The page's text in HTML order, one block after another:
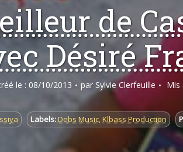
de
Désiré
le : 08/10/2013 par Sylvie Clerfeuille Mis
Labels:Debs Music,Klbass Production